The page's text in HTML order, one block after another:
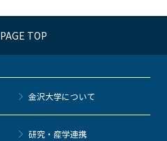
PAGE TOP
金沢大学について
研究・産学連携